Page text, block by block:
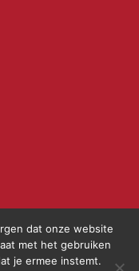
dat onze website
met het gebruiken
je ermee instemt.